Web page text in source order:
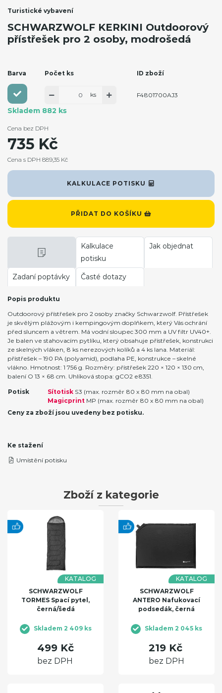
Turistické vybavení
SCHWARZWOLF KERKINI Outdoorový
přístřešek pro 2 osoby, modrošedá
Barva Počet ks ID zboží
Skladem 882 ks
ks F4801700AJ3
KALKULACE POTISKU
PŘIDAT DO KOŠÍKU
Cena bez DPH
735 Kč
Cena s DPH 889,35 Kč
Kalkulace
potisku
Jak objednat
Zadaní poptávky Časté dotazy
Popis produktu
Outdoorový přístřešek pro 2 osoby značky Schwarzwolf. Přístřešek
je skvělým plážovým i kempingovým doplňkem, který Vás ochrání
před sluncem a větrem. Má vodní sloupec 300 mm a UV filtr UV40+.
Je balen ve stahovacím pytlíku, který obsahuje přístřešek, konstrukci
ze skelných vláken, 8 ks nerezových kolíků a 4 ks lana. Materiál:
přístřešek – 190 PA (polyamid), podlaha PE, konstrukce – skelné
vlákno. Hmotnost: 1 756 g. Rozměry: přístřešek 220 × 120 × 130 cm,
balení O 13 × 68 cm. Uhlíková stopa: gCO2 e8351.
Potisk Sítotisk S3 (max. rozměr 80 x 80 mm na obal)
Magicprint MP (max. rozměr 80 x 80 mm na obal)
Ceny za zboží jsou uvedeny bez potisku.
Ke stažení
Umístění potisku
Zboží z kategorie
KATALOG
SCHWARZWOLF
TORMES Spací pytel,
černá/šedá
Skladem 2 409 ks
499 Kč
bez DPH
KATALOG
SCHWARZWOLF
ANTERO Nafukovací
podsedák, černá
Skladem 2 045 ks
219 Kč
bez DPH